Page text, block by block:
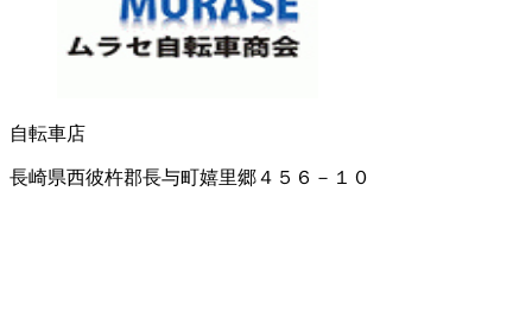
自転車店
長崎県西彼杵郡長与町嬉里郷４５６－１０